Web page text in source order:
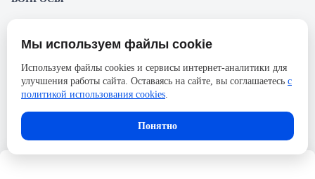
Производитель
Серия
Acti 9
Номинальный ток
Напряжение, В
250
Количество полюсов
Пожалуйста, авторизуйтесь, чтобы иметь
возможность оставлять вопросы.
Представленные изображения и характеристики могут отличаться от реального
без предварительного уведомления. Компания АйДистрибьют не несёт
ответственности в случае не соответствия текущей модели товаров фотографиям,
размещённым в карточке товара.
Мы используем файлы cookie
Используем файлы cookies и сервисы интернет-аналитики для
улучшения работы сайта. Оставаясь на сайте, вы соглашаетесь с
политикой использования cookies.
Понятно